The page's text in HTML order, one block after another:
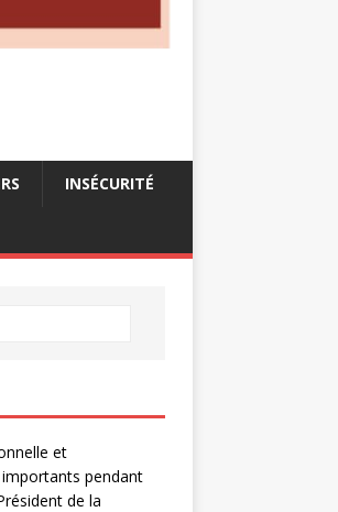
INSÉCURITÉ
et
pendant
de la